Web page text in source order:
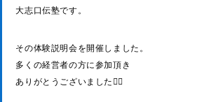
大志口伝塾です。
その体験説明会を開催しました。
多くの経営者の方に参加頂き
ありがとうございました🙇‍♀️